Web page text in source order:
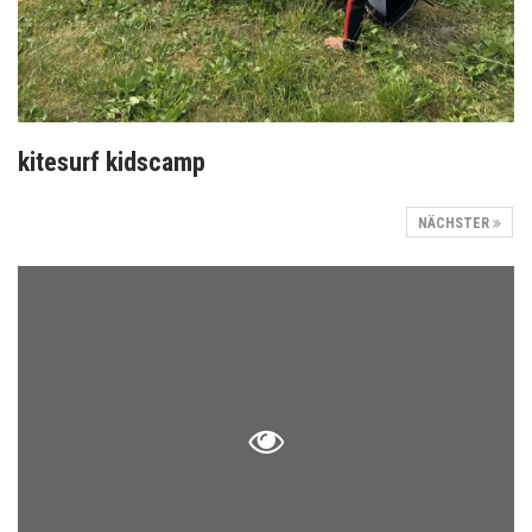
kitesurf kidscamp
NÄCHSTER